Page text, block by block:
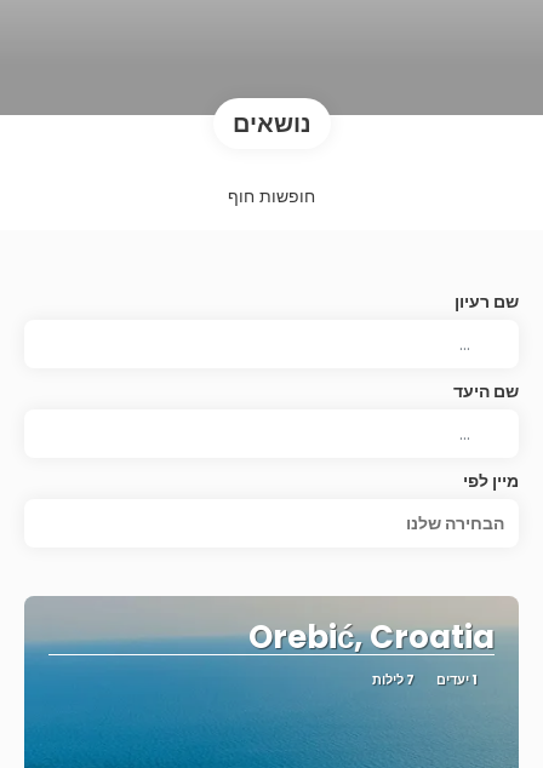
נושאים
חופשות חוף
שם רעיון
שם היעד
מיין לפי
הבחירה שלנו
Orebić, Croatia
1 יעדים 7 לילות